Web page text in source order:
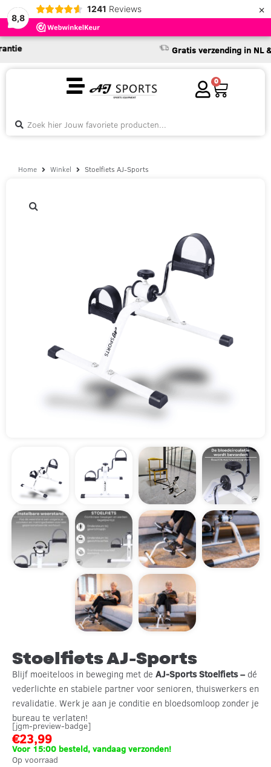
8,8
1241 Reviews ×
Gratis verzending in NL & BE
0
Home Winkel Stoelfiets AJ-Sports
Stoelfiets AJ-Sports
Blijf moeiteloos in beweging met de AJ-Sports Stoelfiets –dé
vederlichte en stabiele partner voor senioren, thuiswerkers en
revalidatie. Werk je aan je conditie en bloedsomloop zonder je
bureau te verlaten!
[jgm-preview-badge]
€23,99
Voor 15:00 besteld, vandaag verzonden!
Op voorraad